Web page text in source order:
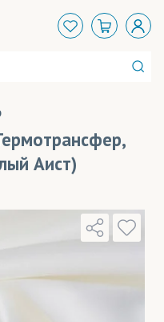
Аист)